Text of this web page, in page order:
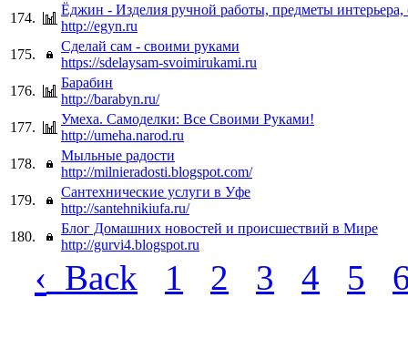
174.
Ёджин - Изделия ручной работы, предметы интерьера,
http://egyn.ru
175.
Сделай сам - своими руками
https://sdelaysam-svoimirukami.ru
176.
Барабин
http://barabyn.ru/
177.
Умеха. Самоделки: Все Своими Руками!
http://umeha.narod.ru
178.
Мыльные радости
http://milnieradosti.blogspot.com/
179.
Сантехнические услуги в Уфе
http://santehnikiufa.ru/
180.
Блог Домашних новостей и происшествий в Мире
http://gurvi4.blogspot.ru
‹ Back 1 2 3 4 5